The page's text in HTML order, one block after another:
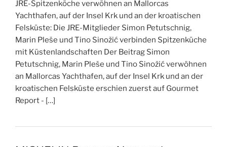
JRE-Spitzenköche verwöhnen an Mallorcas
Yachthafen, auf der Insel Krk und an der kroatischen
Felsküste: Die JRE-Mitglieder Simon Petutschnig,
Marin Pleše und Tino Sinožić verbinden Spitzenküche
mit Küstenlandschaften Der Beitrag Simon
Petutschnig, Marin Pleše und Tino Sinožić verwöhnen
an Mallorcas Yachthafen, auf der Insel Krk und an der
kroatischen Felsküste erschien zuerst auf Gourmet
Report - […]